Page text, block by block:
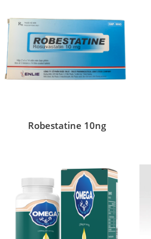
Robestatine 10ng